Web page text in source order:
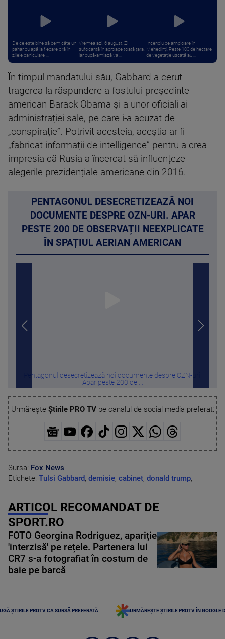
De ce este bine să bem câte un
pahar cu apă la fiecare oră în
zilele caniculare ...
Vremea azi, 6 august. Zi
sufocantă în aproape toată țara,
iar după-amiază va ...
Incendiu de amploare în
Mehedinți. Peste 100 de hectare
de vegetație uscată au ...
În timpul mandatului său, Gabbard a cerut
tragerea la răspundere a fostului președinte
american Barack Obama și a unor oficiali ai
administrației sale, pe care i-a acuzat de
„conspirație”. Potrivit acesteia, aceștia ar fi
„fabricat informații de intelligence” pentru a crea
impresia că Rusia a încercat să influențeze
alegerile prezidențiale americane din 2016.
PENTAGONUL DESECRETIZEAZĂ NOI
DOCUMENTE DESPRE OZN-URI. APAR
PESTE 200 DE OBSERVAȚII NEEXPLICATE
ÎN SPAȚIUL AERIAN AMERICAN
Pentagonul desecretizează noi documente despre OZN-uri.
Apar peste 200 de ...
Urmărește Știrile PRO TVpe canalul de social media preferat:
Sursa: Fox News
Etichete: Tulsi Gabbard, demisie, cabinet, donald trump,
ARTICOL RECOMANDAT DE
SPORT.RO
FOTO Georgina Rodriguez, apariție
'interzisă' pe rețele. Partenera lui
CR7 s-a fotografiat în costum de
baie pe barcă
ȘTIRILE PROTV CA SURSĂ PREFERATĂ URMĂREȘTE ȘTIRILE PROTV ÎN GOOGLE